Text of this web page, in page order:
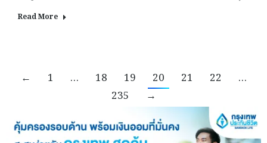
Read More
← 1 … 18 19 20 21 22
…
235
→